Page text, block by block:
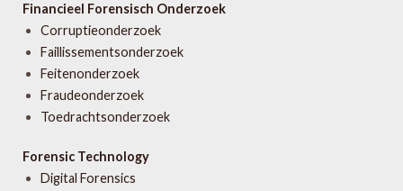
Financieel Forensisch Onderzoek
Corruptieonderzoek
Faillissementsonderzoek
Feitenonderzoek
Fraudeonderzoek
Toedrachtsonderzoek
Forensic Technology
Digital Forensics